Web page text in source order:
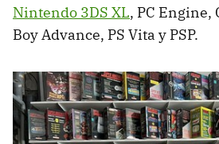
Nintendo 3DS XL, PC Engine,
Boy Advance, PS Vita y PSP.